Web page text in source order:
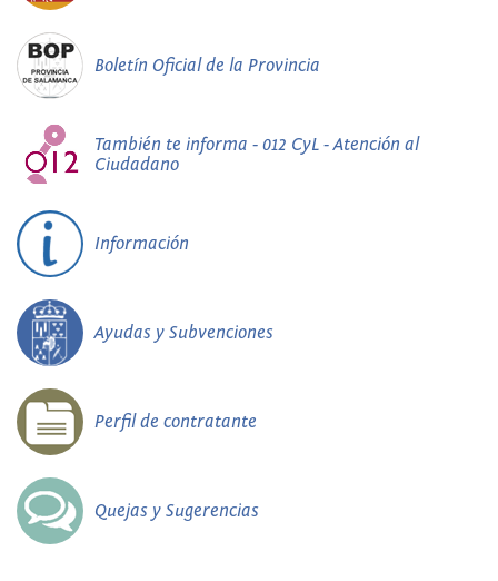
Boletín Oficial de la Provincia
También te informa - 012 CyL - Atención al
Ciudadano
Información
Ayudas y Subvenciones
Perfil de contratante
Quejas y Sugerencias